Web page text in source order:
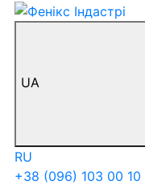
UA
RU
+38 (096) 103 00 10